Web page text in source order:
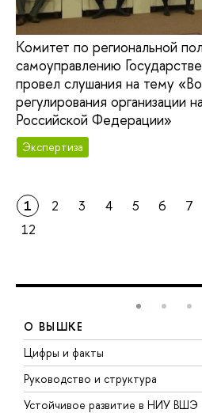
Комитет по региональной
самоуправлению
провел слушания на тему
регулирования организации
Российской Федерации»
Экспертиза
1 2 3 4 5 6 7
12
О ВЫШКЕ
Цифры и факты
Руководство и структура
Устойчивое развитие в НИУ ВШЭ